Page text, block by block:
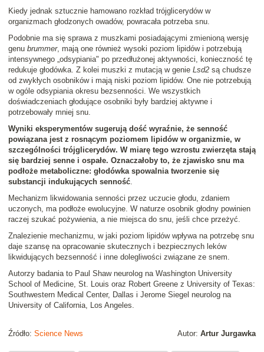
Kiedy jednak sztucznie hamowano rozkład trójglicerydów w
organizmach głodzonych owadów, powracała potrzeba snu.
Podobnie ma się sprawa z muszkami posiadającymi zmienioną wersję
genu brummer, mają one również wysoki poziom lipidów i potrzebują
intensywnego „odsypiania" po przedłużonej aktywności, konieczność tę
redukuje głodówka. Z kolei muszki z mutacją w genie Lsd2 są chudsze
od zwykłych osobników i mają niski poziom lipidów. One nie potrzebują
w ogóle odsypiania okresu bezsenności. We wszystkich
doświadczeniach głodujące osobniki były bardziej aktywne i
potrzebowały mniej snu.
Wyniki eksperymentów sugerują dość wyraźnie, że senność
powiązana jest z rosnącym poziomem lipidów w organizmie, w
szczególności trójglicerydów. W miarę tego wzrostu zwierzęta stają
się bardziej senne i ospałe. Oznaczałoby to, że zjawisko snu ma
podłoże metaboliczne: głodówka spowalnia tworzenie się
substancji indukujących senność
Mechanizm likwidowania senności przez uczucie głodu, zdaniem
uczonych, ma podłoże ewolucyjne. W naturze osobnik głodny powinien
raczej szukać pożywienia, a nie miejsca do snu, jeśli chce przeżyć.
Znalezienie mechanizmu, w jaki poziom lipidów wpływa na potrzebę snu
daje szansę na opracowanie skutecznych i bezpiecznych leków
likwidujących bezsenność i inne dolegliwości związane ze snem.
Autorzy badania to Paul Shaw neurolog na Washington University
School of Medicine, St. Louis oraz Robert Greene z University of Texas:
Southwestern Medical Center, Dallas i Jerome Siegel neurolog na
University of California, Los Angeles.
Autor: Artur Jurgawka
Źródło: Science News